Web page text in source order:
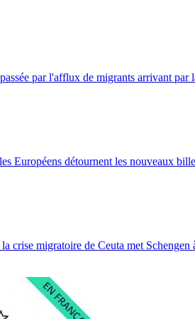
par l'afflux de migrants arrivant par
Européens détournent les nouveaux
crise migratoire de Ceuta met Schengen